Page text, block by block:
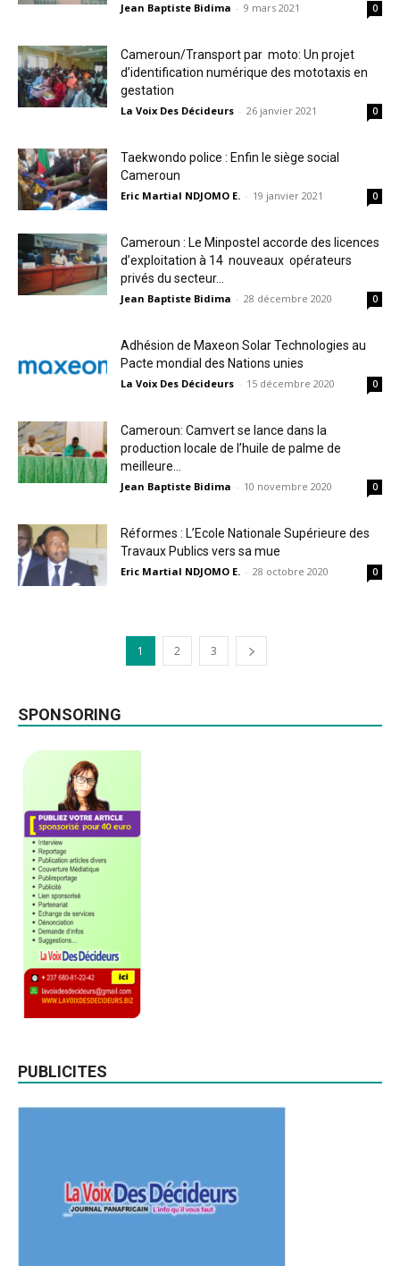
Jean Baptiste Bidima - 9 mars 2021 0
Cameroun/Transport par moto: Un projet
d’identification numérique des mototaxis en
gestation
La Voix Des Décideurs - 26 janvier 2021 0
Taekwondo police : Enfin le siège social
Cameroun
Eric Martial NDJOMO E. - 19 janvier 2021 0
Cameroun : Le Minpostel accorde des licences
d’exploitation à 14 nouveaux opérateurs
privés du secteur...
Jean Baptiste Bidima - 28 décembre 2020 0
Adhésion de Maxeon Solar Technologies au
Pacte mondial des Nations unies
La Voix Des Décideurs - 15 décembre 2020 0
Cameroun: Camvert se lance dans la
production locale de l’huile de palme de
meilleure...
Jean Baptiste Bidima - 10 novembre 2020 0
Réformes : L’Ecole Nationale Supérieure des
Travaux Publics vers sa mue
Eric Martial NDJOMO E. - 28 octobre 2020 0
1 2 3
SPONSORING
PUBLICITES